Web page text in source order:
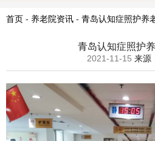
首页 - 养老院资讯 - 青岛认知症照护养
青岛认知症照护
2021-11-15 来源